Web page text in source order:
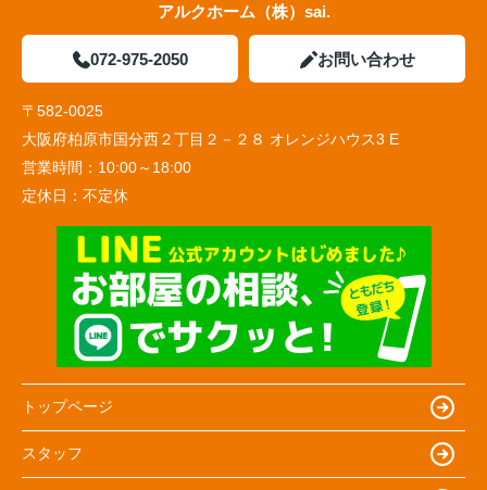
アルクホーム（株）sai.
072-975-2050 お問い合わせ
〒582-0025
大阪府柏原市国分西２丁目２－２８ オレンジハウス3 E
営業時間： 10:00～18:00
定休日： 不定休
トップページ
スタッフ